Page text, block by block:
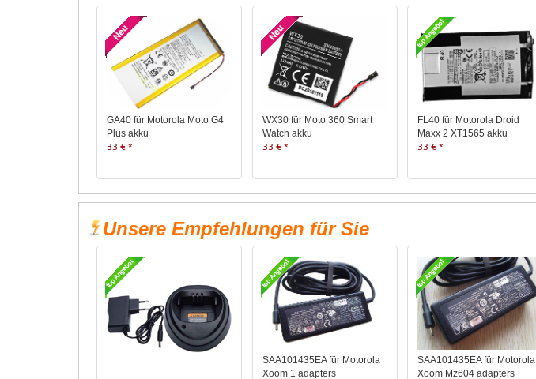
GA40 für Motorola Moto G4
Plus akku
33 € *
WX30 für Moto 360 Smart
Watch akku
33 € *
FL40 für Motorola Droid
Maxx 2 XT1565 akku
33 € *
Unsere Empfehlungen für Sie
SAA101435EA für Motorola
Xoom 1 adapters
SAA101435EA für Motorola
Xoom Mz604 adapters